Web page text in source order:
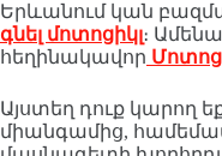
Երևանում կան
գնել մոտոցիկլ։
հեղինակավոր
Այստեղ դուք կարող
միանգամից,